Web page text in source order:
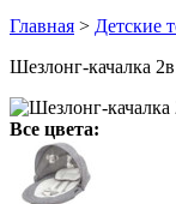
Главная > Детские
Шезлонг-качалка
Все цвета: